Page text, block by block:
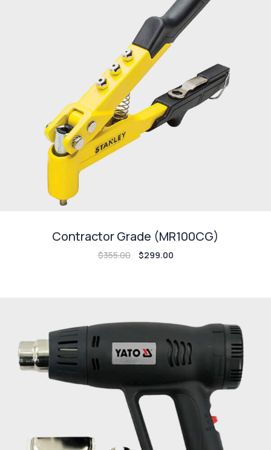
Contractor Grade (MR100CG)
$355.00 $299.00